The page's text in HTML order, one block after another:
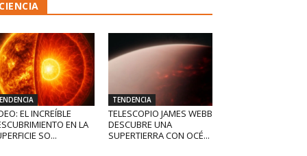
EL INCREÍBLE
EN LA
SO...
TENDENCIA
TELESCOPIO JAMES WEBB
DESCUBRE UNA
SUPERTIERRA CON OCÉ...